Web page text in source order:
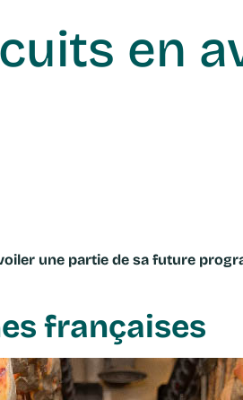
en
une partie de sa future
françaises